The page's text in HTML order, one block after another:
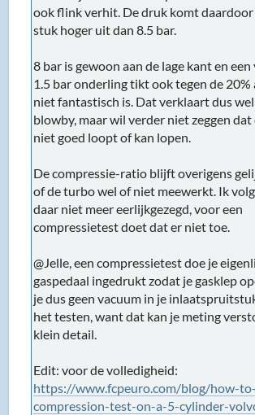
ook flink verhit. De druk komt
stuk hoger uit dan 8.5 bar.
8 bar is gewoon aan de lage kant en
1.5 bar onderling tikt ook tegen de 20%
niet fantastisch is. Dat verklaart dus
blowby, maar wil verder niet zeggen
niet goed loopt of kan lopen.
De compressie-ratio blijft overigens
of de turbo wel of niet meewerkt. Ik
daar niet meer eerlijkgezegd, voor een
compressietest doet dat er niet toe.
@Jelle, een compressietest doe je
gaspedaal ingedrukt zodat je gasklep
je dus geen vacuum in je
het testen, want dat kan je meting
klein detail.
Edit: voor de volledigheid:
https://www.fcpeuro.com/blog/how-
compression-test-on-a-5-cylinder-